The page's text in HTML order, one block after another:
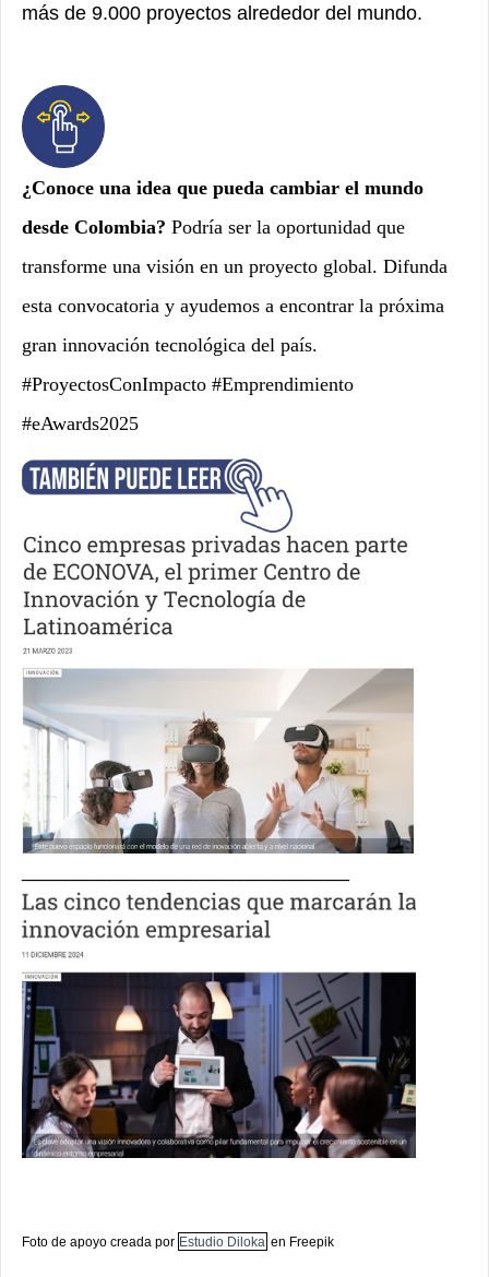
más de 9.000 proyectos alrededor del mundo.
¿Conoce una idea que pueda cambiar el mundo
desde Colombia? Podría ser la oportunidad que
transforme una visión en un proyecto global. Difunda
esta convocatoria y ayudemos a encontrar la próxima
gran innovación tecnológica del país.
#ProyectosConImpacto #Emprendimiento
#eAwards2025
Foto de apoyo creada por Estudio Diloka en Freepik